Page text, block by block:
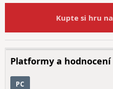
Kupte si hru na
Platformy a hodnocení
PC